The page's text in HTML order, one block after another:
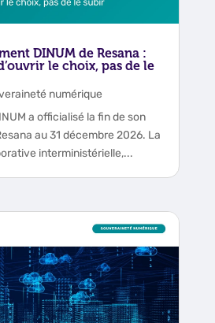
DINUM de Resana :
le choix, pas de le
numérique
a officialisé la fin de son
au 31 décembre 2026. La
interministérielle,...